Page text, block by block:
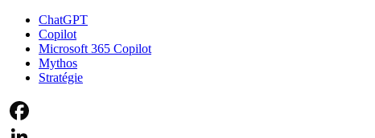
ChatGPT
Copilot
Microsoft 365 Copilot
Mythos
Stratégie